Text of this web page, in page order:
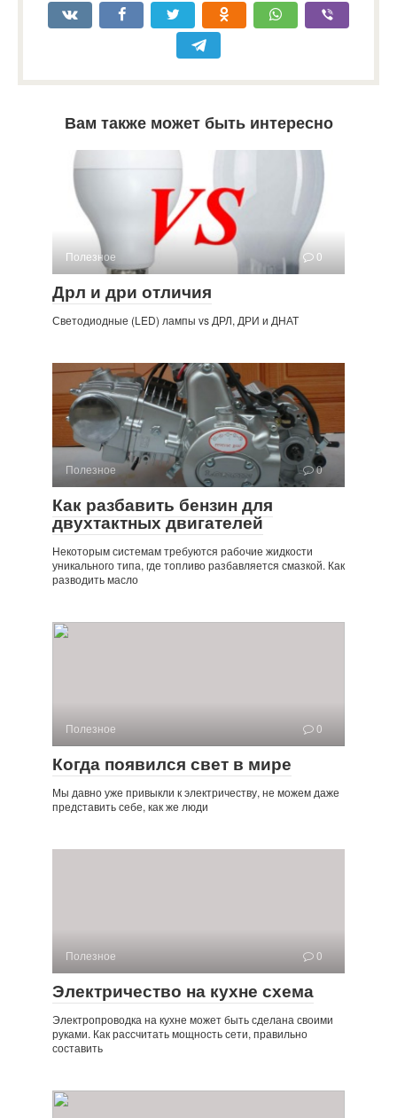
Вам также может быть интересно
Полезное 0
Дрл и дри отличия
Светодиодные (LED) лампы vs ДРЛ, ДРИ и ДНАТ
Полезное 0
Как разбавить бензин для
двухтактных двигателей
Некоторым системам требуются рабочие жидкости
уникального типа, где топливо разбавляется смазкой. Как
разводить масло
Полезное 0
Когда появился свет в мире
Мы давно уже привыкли к электричеству, не можем даже
представить себе, как же люди
Полезное 0
Электричество на кухне схема
Электропроводка на кухне может быть сделана своими
руками. Как рассчитать мощность сети, правильно
составить